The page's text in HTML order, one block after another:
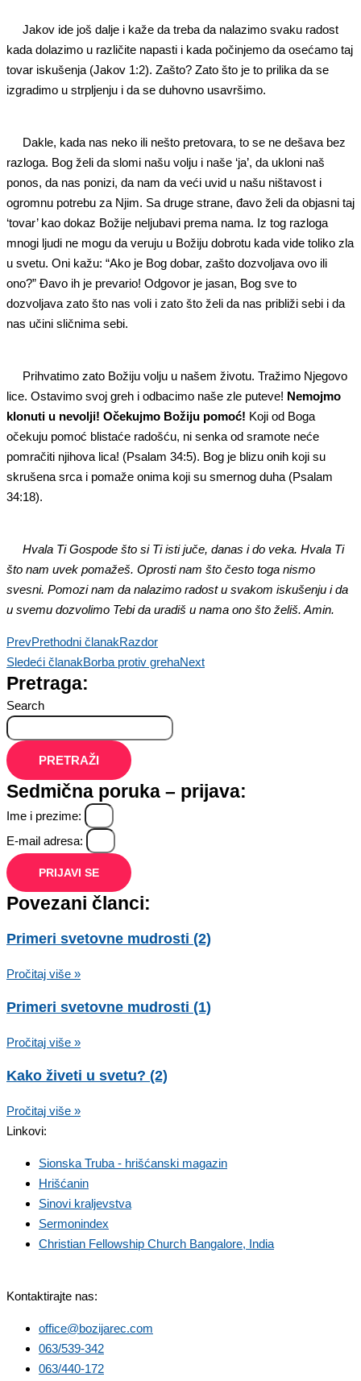
Jakov ide još dalje i kaže da treba da nalazimo svaku radost
kada dolazimo u različite napasti i kada počinjemo da osećamo taj
tovar iskušenja (Jakov 1:2). Zašto? Zato što je to prilika da se
izgradimo u strpljenju i da se duhovno usavršimo.
Dakle, kada nas neko ili nešto pretovara, to se ne dešava bez
razloga. Bog želi da slomi našu volju i naše ‘ja’, da ukloni naš
ponos, da nas ponizi, da nam da veći uvid u našu ništavost i
ogromnu potrebu za Njim. Sa druge strane, đavo želi da objasni taj
‘tovar’ kao dokaz Božije neljubavi prema nama. Iz tog razloga
mnogi ljudi ne mogu da veruju u Božiju dobrotu kada vide toliko zla
u svetu. Oni kažu: “Ako je Bog dobar, zašto dozvoljava ovo ili
ono?” Đavo ih je prevario! Odgovor je jasan, Bog sve to
dozvoljava zato što nas voli i zato što želi da nas približi sebi i da
nas učini sličnima sebi.
Prihvatimo zato Božiju volju u našem životu. Tražimo Njegovo
lice. Ostavimo svoj greh i odbacimo naše zle puteve! Nemojmo
klonuti u nevolji! Očekujmo Božiju pomoć! Koji od Boga
očekuju pomoć blistaće radošću, ni senka od sramote neće
pomračiti njihova lica! (Psalam 34:5). Bog je blizu onih koji su
skrušena srca i pomaže onima koji su smernog duha (Psalam
34:18).
Hvala Ti Gospode što si Ti isti juče, danas i do veka. Hvala Ti
što nam uvek pomažeš. Oprosti nam što često toga nismo
svesni. Pomozi nam da nalazimo radost u svakom iskušenju i da
u svemu dozvolimo Tebi da uradiš u nama ono što želiš. Amin.
PrevPrethodni članakRazdor
Sledeći članakBorba protiv grehaNext
Pretraga:
Search
PRETRAŽI
Sedmična poruka – prijava:
Ime i prezime:
E-mail adresa:
PRIJAVI SE
Povezani članci:
Primeri svetovne mudrosti (2)
Pročitaj više »
Primeri svetovne mudrosti (1)
Pročitaj više »
Kako živeti u svetu? (2)
Pročitaj više »
Linkovi:
Sionska Truba - hrišćanski magazin
Hrišćanin
Sinovi kraljevstva
Sermonindex
Christian Fellowship Church Bangalore, India
Kontaktirajte nas:
office@bozijarec.com
063/539-342
063/440-172